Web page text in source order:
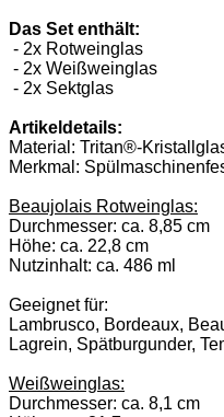
Das Set enthält:
- 2x Rotweinglas
- 2x Weißweinglas
- 2x Sektglas
Artikeldetails:
Material: Tritan®-
Merkmal:
Beaujolais Rotweinglas:
Durchmesser: ca. 8,85 cm
Höhe: ca. 22,8 cm
Nutzinhalt: ca. 486 ml
Geeignet für:
Lambrusco, Bordeaux,
Lagrein, Spätburgunder,
Weißweinglas:
Durchmesser: ca. 8,1 cm